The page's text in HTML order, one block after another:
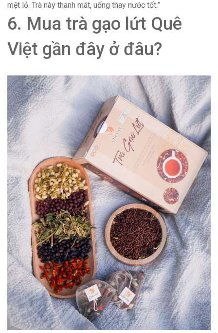
mệt lỏ. Trà này thanh mát, uống thay nước tốt.”
6. Mua trà gạo lứt Quê
Việt gần đây ở đâu?